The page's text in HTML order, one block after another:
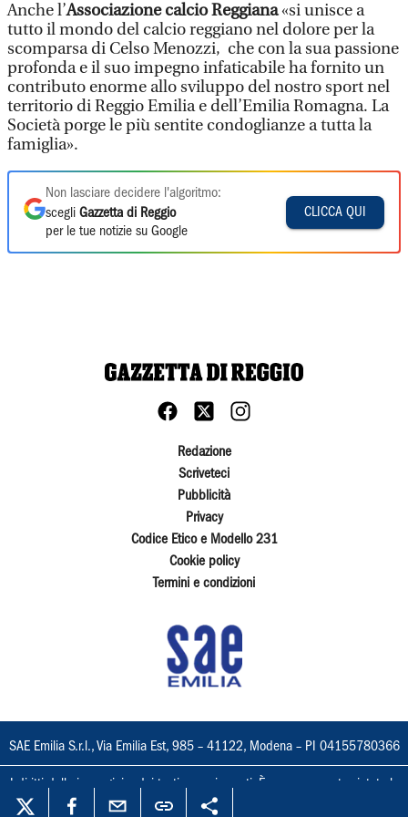
Anche l’Associazione calcio Reggiana«si unisce a
tutto il mondo del calcio reggiano nel dolore per la
scomparsa di Celso Menozzi, che con la sua passione
profonda e il suo impegno infaticabile ha fornito un
contributo enorme allo sviluppo del nostro sport nel
territorio di Reggio Emilia e dell’Emilia Romagna. La
Società porge le più sentite condoglianze a tutta la
famiglia».
Non lasciare decidere l'algoritmo:
scegli Gazzetta di Reggio
per le tue notizie su Google
CLICCA QUI
Redazione
Scriveteci
Pubblicità
Privacy
Codice Etico e Modello 231
Cookie policy
Termini e condizioni
SAE Emilia S.r.l., Via Emilia Est, 985 – 41122, Modena – PI 04155780366
I diritti delle immagini e dei testi sono riservati. È espressamente vietata la
loro riproduzione con qualsiasi mezzo e l'adattamento totale o parziale.